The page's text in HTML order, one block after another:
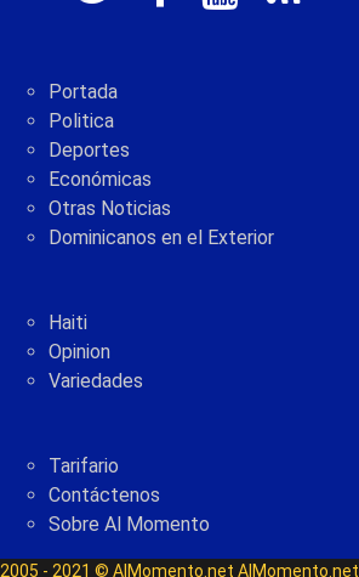
Portada
Politica
Deportes
Económicas
Otras Noticias
Dominicanos en el Exterior
Haiti
Opinion
Variedades
Tarifario
Contáctenos
Sobre Al Momento
2005 - 2021 © AlMomento.net AlMomento.net